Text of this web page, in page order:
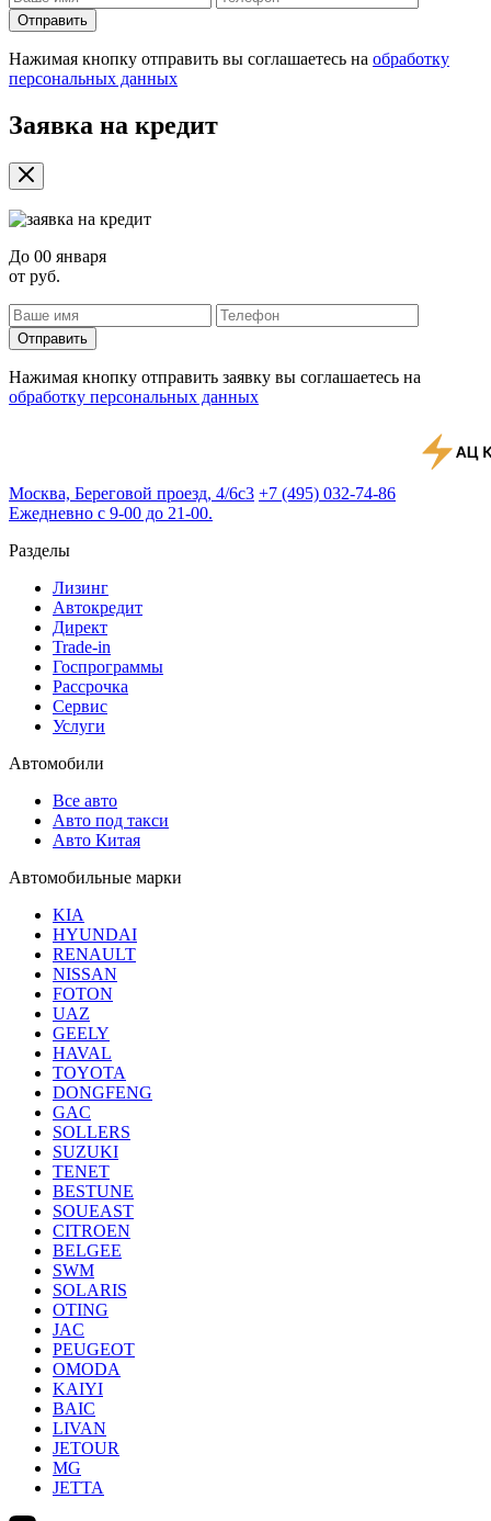
Отправить
Нажимая кнопку отправить вы соглашаетесь на обработку
персональных данных
Заявка на кредит
До 00 января
от руб.
Отправить
Нажимая кнопку отправить заявку вы соглашаетесь на
обработку персональных данных
Москва, Береговой проезд, 4/6с3 +7 (495) 032-74-86
Ежедневно с 9-00 до 21-00.
Разделы
Лизинг
Автокредит
Директ
Trade-in
Госпрограммы
Рассрочка
Сервис
Услуги
Автомобили
Все авто
Авто под такси
Авто Китая
Автомобильные марки
KIA
HYUNDAI
RENAULT
NISSAN
FOTON
UAZ
GEELY
HAVAL
TOYOTA
DONGFENG
GAC
SOLLERS
SUZUKI
TENET
BESTUNE
SOUEAST
CITROEN
BELGEE
SWM
SOLARIS
OTING
JAC
PEUGEOT
OMODA
KAIYI
BAIC
LIVAN
JETOUR
MG
JETTA